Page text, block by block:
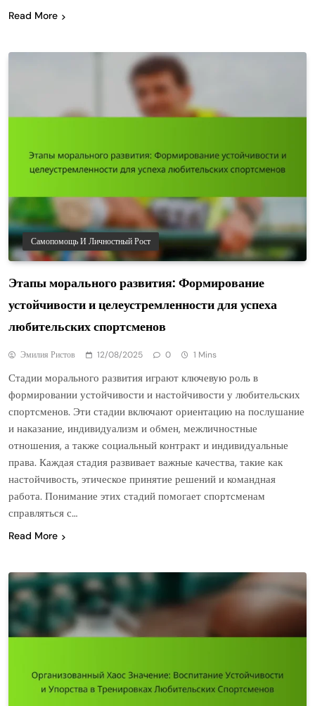
Read More
Самопомощь И Личностный Рост
Этапы морального развития: Формирование
устойчивости и целеустремленности для успеха
любительских спортсменов
Эмилия Ристов 12/08/2025 0 1 Mins
Стадии морального развития играют ключевую роль в
формировании устойчивости и настойчивости у любительских
спортсменов. Эти стадии включают ориентацию на послушание
и наказание, индивидуализм и обмен, межличностные
отношения, а также социальный контракт и индивидуальные
права. Каждая стадия развивает важные качества, такие как
настойчивость, этическое принятие решений и командная
работа. Понимание этих стадий помогает спортсменам
справляться с…
Read More